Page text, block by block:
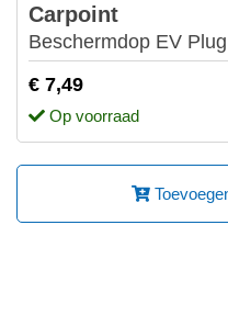
Carpoint
Beschermdop EV
€ 7,49
Op voorraad